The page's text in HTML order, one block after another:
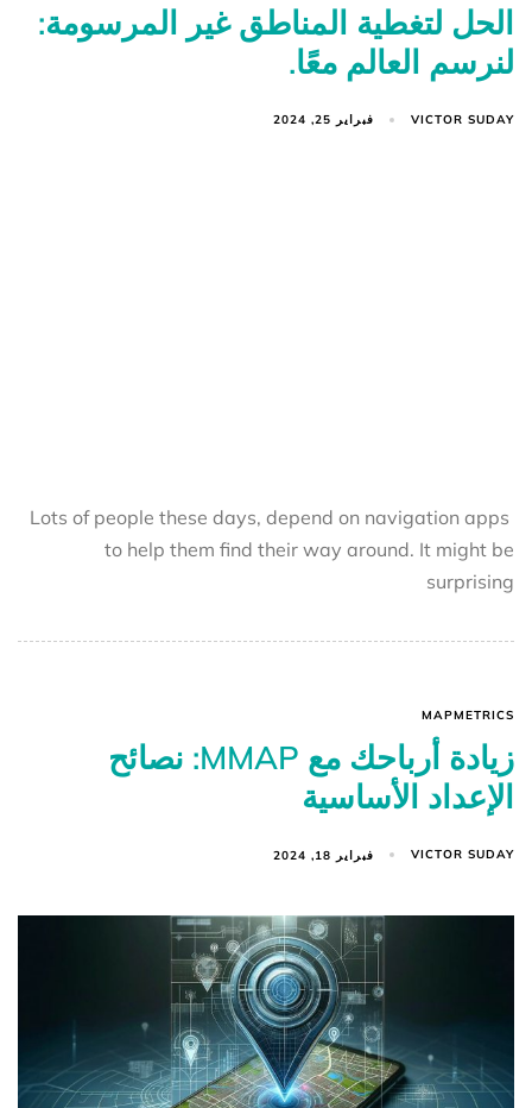
الحل لتغطية المناطق غير المرسومة:
لنرسم العالم معًا.
VICTOR SUDAY فبراير 25, 2024
Lots of people these days, depend on navigation apps
to help them find their way around. It might be
surprising
MAPMETRICS
زيادة أرباحك مع MMAP: نصائح
الإعداد الأساسية
VICTOR SUDAY فبراير 18, 2024